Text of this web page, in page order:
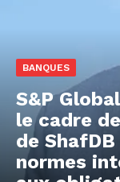
BANQUES
S&P
le cadre
de
normes